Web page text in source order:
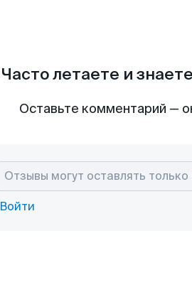
Часто летаете и
Оставьте комментарий —
Войти